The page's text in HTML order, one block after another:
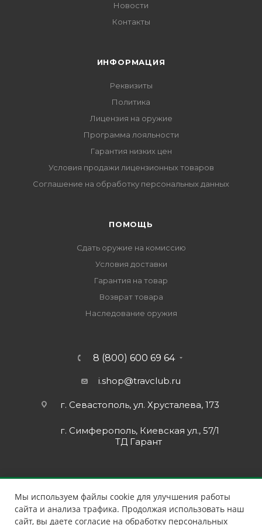
Новости
Контакты
ИНФОРМАЦИЯ
Реквизиты
Политика
Лицензия на оружие
Программа лояльности
Гарантия низких цен
Условия продажи лицензионных товаров
Соглашение на обработку персональных данных
ПОМОЩЬ
Сдать оружие на комиссию
Условия доставки
Гарантия на товар
Возврат товара
Наследование оружия
8 (800) 600 69 64
i.shop@travclub.ru
г. Севастополь, ул. Хрусталева, 173
г. Симферополь, Киевская ул., 57/1
ТД Гарант
Мы используем файлы cookie для улучшения работы
сайта и анализа трафика. Продолжая использовать наш
сайт, вы даете согласие на обработку персональных